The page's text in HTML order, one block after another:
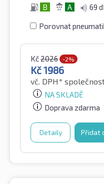
B A 69
Porovnat
Kč2026 -2%
Kč1986
vč. DPH*
NA SKLADĚ
Doprava zdarma
Detaily Přidat